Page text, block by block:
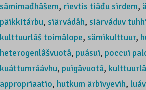
sämimađhâšem, rievtis tiäđu sirdem,
päikkitárbu, siärvádâh, siärváduv
kulttuurlâš toimâlope, sämikulttuur,
heterogenlâšvuotâ, puásui, poccui
kuáttumráávhu, puigâvuotâ,
appropriaatio, hutkum ärbivyevih,